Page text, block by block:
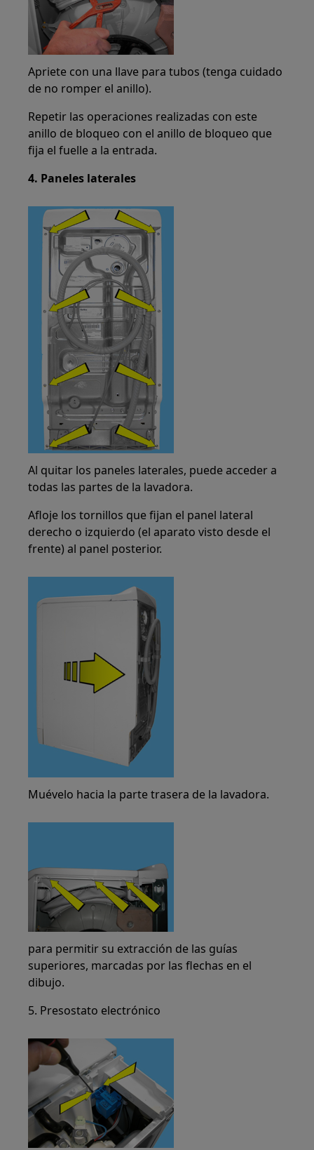
Apriete con una llave para tubos (tenga cuidado
de no romper el anillo).
Repetir las operaciones realizadas con este
anillo de bloqueo con el anillo de bloqueo que
fija el fuelle a la entrada.
4. Paneles laterales
Al quitar los paneles laterales, puede acceder a
todas las partes de la lavadora.
Afloje los tornillos que fijan el panel lateral
derecho o izquierdo (el aparato visto desde el
frente) al panel posterior.
Muévelo hacia la parte trasera de la lavadora.
para permitir su extracción de las guías
superiores, marcadas por las flechas en el
dibujo.
5. Presostato electrónico